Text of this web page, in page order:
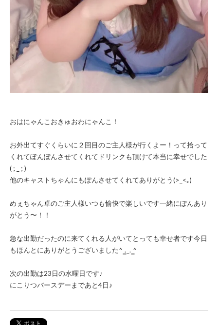
おはにゃんこおきゅおわにゃんこ！
お外出てすぐくらいに２回目のご主人様が行くよー！って拾って
くれてぽんぽんさせてくれてドリンクも頂けて本当に幸せでした
( ; _ ; )
他のキャストちゃんにもぽんさせてくれてありがとう(>_<｡)
めぇちゃん卓のご主人様いつも愉快で楽しいです一緒にぽんあり
がとう〜！！
急な出勤だったのに来てくれる人がいてとっても幸せ者です今日
もほんとにありがとうございました^ ̳. ̫ . ̳^
次の出勤は23日の水曜日です♪
にこりつバースデーまであと4日♪